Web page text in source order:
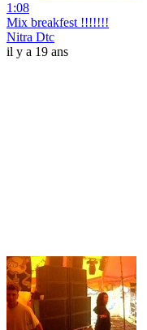
1:08
Mix breakfest !!!!!!!
Nitra Dtc
il y a 19 ans